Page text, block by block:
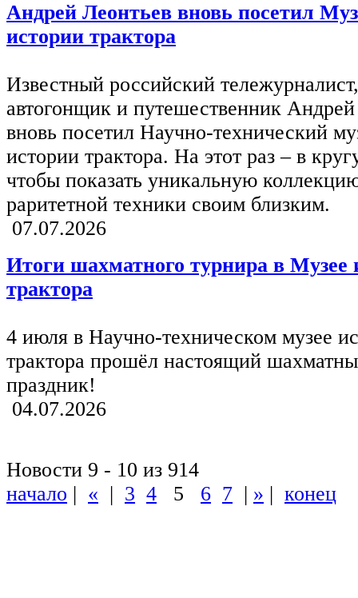
Андрей Леонтьев вновь посетил
истории трактора
Известный российский тележурналист,
автогонщик и путешественник
вновь посетил Научно-технический
истории трактора. На этот раз – в
чтобы показать уникальную
раритетной техники своим близким.
07.07.2026
Итоги шахматного турнира в Музее
трактора
4 июля в Научно-техническом музее
трактора прошёл настоящий
праздник!
04.07.2026
Новости 9 - 10 из 914
начало | « | 3 4 5 6 7 | » | конец